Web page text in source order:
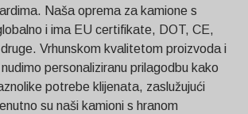
Naša oprema za kamione s
i ima EU certifikate, DOT, CE,
Vrhunskom kvalitetom proizvoda i
personaliziranu prilagodbu kako
potrebe klijenata, zaslužujući
su naši kamioni s hranom